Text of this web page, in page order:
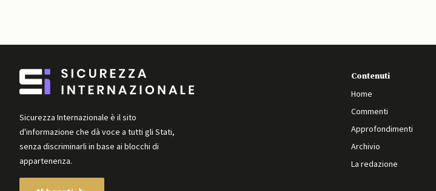
Sicurezza Internazionale è il sito
d'informazione che dà voce a tutti gli Stati,
senza discriminarli in base ai blocchi di
appartenenza.
Contenuti
Home
Commenti
Approfondimenti
Archivio
La redazione